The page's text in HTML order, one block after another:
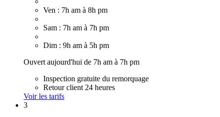
Ven : 7h am à 8h pm
Sam : 7h am à 7h pm
Dim : 9h am à 5h pm
Ouvert aujourd'hui de 7h am à 7h pm
Inspection gratuite du remorquage
Retour client 24 heures
Voir les tarifs
3